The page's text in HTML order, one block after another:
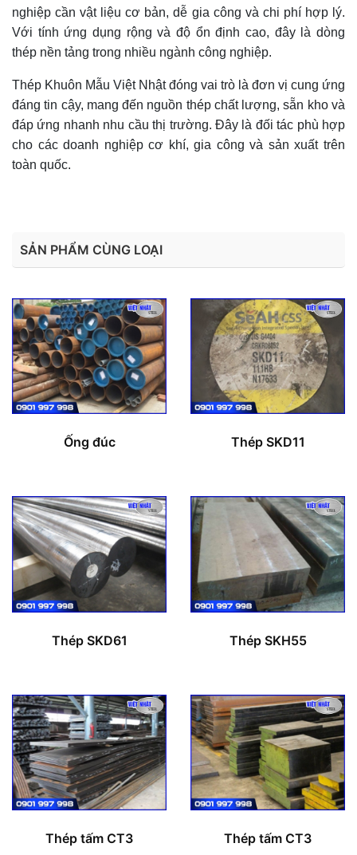
nghiệp cần vật liệu cơ bản, dễ gia công và chi phí hợp lý.
Với tính ứng dụng rộng và độ ổn định cao, đây là dòng
thép nền tảng trong nhiều ngành công nghiệp.
Thép Khuôn Mẫu Việt Nhật đóng vai trò là đơn vị cung ứng
đáng tin cậy, mang đến nguồn thép chất lượng, sẵn kho và
đáp ứng nhanh nhu cầu thị trường. Đây là đối tác phù hợp
cho các doanh nghiệp cơ khí, gia công và sản xuất trên
toàn quốc.
SẢN PHẨM CÙNG LOẠI
Ống đúc Thép SKD11
Thép SKD61 Thép SKH55
Thép tấm CT3 Thép tấm CT3